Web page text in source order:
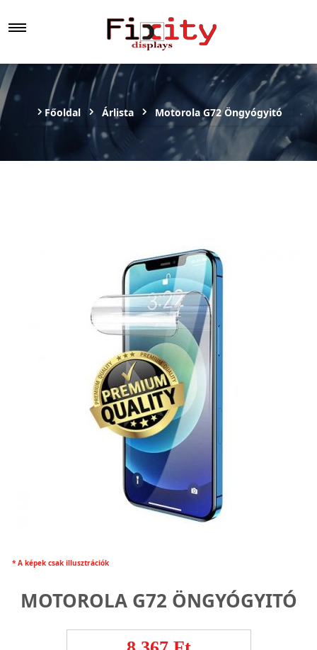
Főoldal Árlista Motorola G72 Öngyógyitó
* A képek csak illusztrációk
MOTOROLA G72 ÖNGYÓGYITÓ